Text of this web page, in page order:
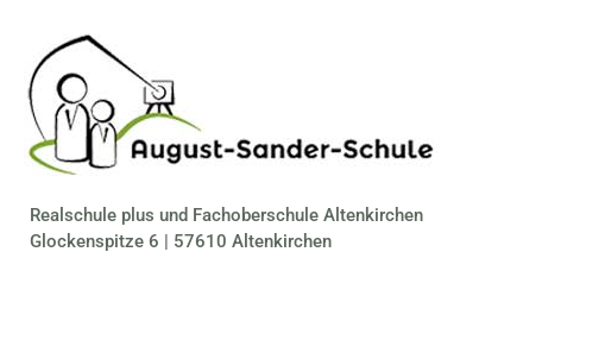
Realschule plus und Fachoberschule Altenkirchen
Glockenspitze 6 | 57610 Altenkirchen